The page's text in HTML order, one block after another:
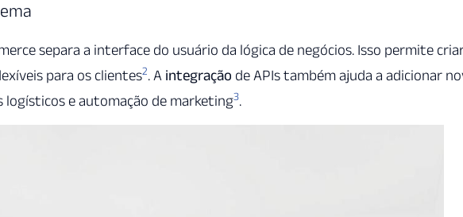
separa a interface do usuário da lógica de negócios. Isso permite
para os clientes2. A integração de APIs também ajuda a adicionar
logísticos e automação de marketing3.